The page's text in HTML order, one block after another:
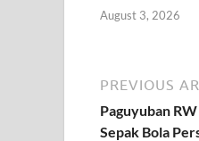
August 3, 2026
PREVIOUS
Paguyuban
Sepak Bola